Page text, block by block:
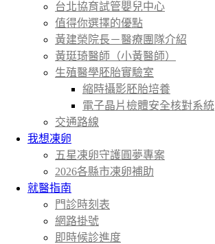
台北協育試管嬰兒中心
值得你選擇的優點
黃建榮院長－醫療團隊介紹
黃珽琦醫師（小黃醫師）
生殖醫學胚胎實驗室
縮時攝影胚胎培養
電子晶片檢體安全核對系統
交通路線
我想凍卵
五星凍卵守護圓夢專案
2026各縣市凍卵補助
就醫指南
門診時刻表
網路掛號
即時候診進度